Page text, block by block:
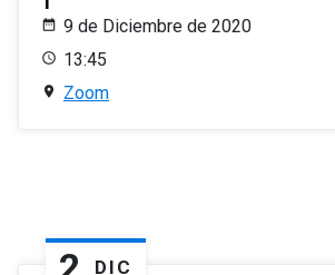
9 de Diciembre de 2020
13:45
Zoom
DIC